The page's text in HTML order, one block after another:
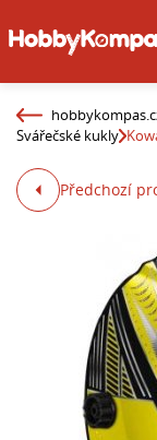
Svářečské kukly
Předchozí